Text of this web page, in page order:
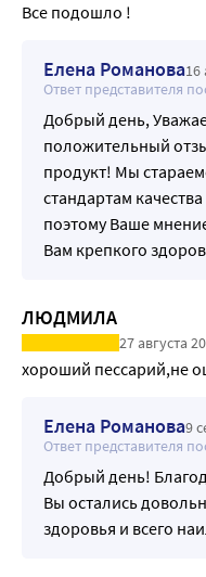
Все подошло !
Елена Романова16
Ответ представителя
Добрый день,
положительный
продукт! Мы
стандартам
поэтому Ваше
Вам крепкого
ЛЮДМИЛА
27 августа
хороший пессарий,не
Елена Романова9
Ответ представителя
Добрый день!
Вы остались
здоровья и всего